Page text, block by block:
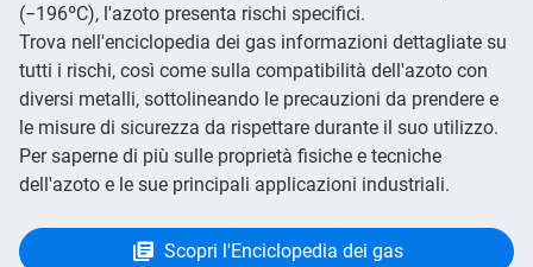
(−196ºC), l'azoto presenta rischi specifici.
Trova nell'enciclopedia dei gas informazioni dettagliate su
tutti i rischi, così come sulla compatibilità dell'azoto con
diversi metalli, sottolineando le precauzioni da prendere e
le misure di sicurezza da rispettare durante il suo utilizzo.
Per saperne di più sulle proprietà fisiche e tecniche
dell'azoto e le sue principali applicazioni industriali.
Scopri l'Enciclopedia dei gas